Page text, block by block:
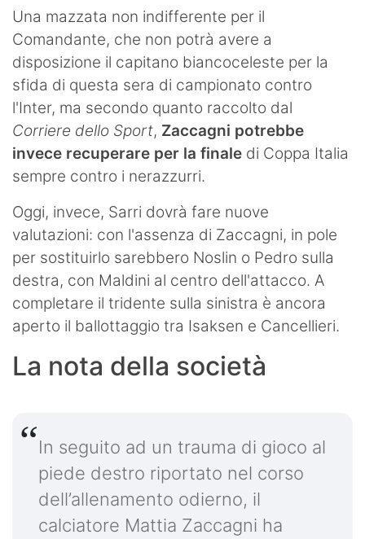
Una mazzata non indifferente per il
Comandante, che non potrà avere a
disposizione il capitano biancoceleste per la
sfida di questa sera di campionato contro
l'Inter, ma secondo quanto raccolto dal
Corriere dello Sport, Zaccagni potrebbe
invece recuperare per la finale di Coppa Italia
sempre contro i nerazzurri.
Oggi, invece, Sarri dovrà fare nuove
valutazioni: con l'assenza di Zaccagni, in pole
per sostituirlo sarebbero Noslin o Pedro sulla
destra, con Maldini al centro dell'attacco. A
completare il tridente sulla sinistra è ancora
aperto il ballottaggio tra Isaksen e Cancellieri.
La nota della società
In seguito ad un trauma di gioco al
piede destro riportato nel corso
dell’allenamento odierno, il
calciatore Mattia Zaccagni ha